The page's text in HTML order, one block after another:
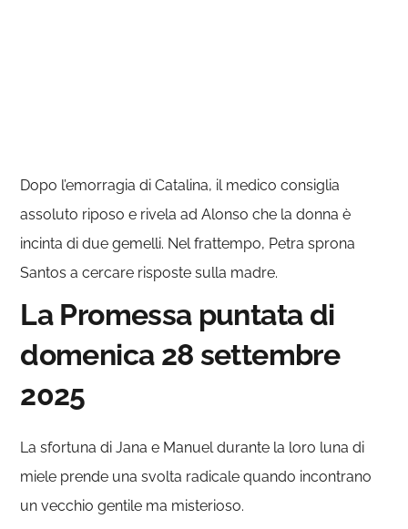
Dopo l’emorragia di Catalina, il medico consiglia
assoluto riposo e rivela ad Alonso che la donna è
incinta di due gemelli. Nel frattempo, Petra sprona
Santos a cercare risposte sulla madre.
La Promessa puntata di
domenica 28 settembre
2025
La sfortuna di Jana e Manuel durante la loro luna di
miele prende una svolta radicale quando incontrano
un vecchio gentile ma misterioso.